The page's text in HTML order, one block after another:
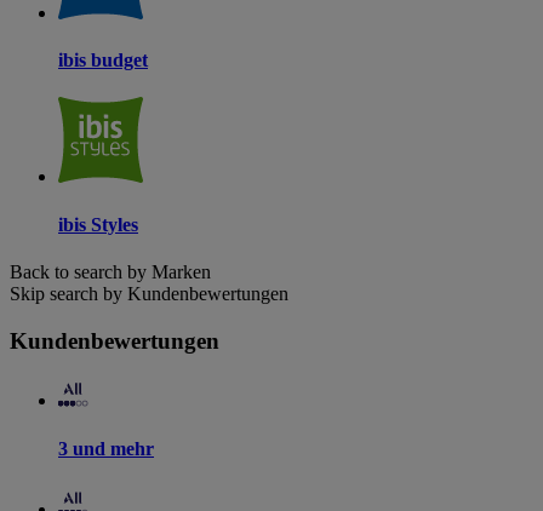
ibis budget
ibis Styles
Back to search by Marken
Skip search by Kundenbewertungen
Kundenbewertungen
3 und mehr